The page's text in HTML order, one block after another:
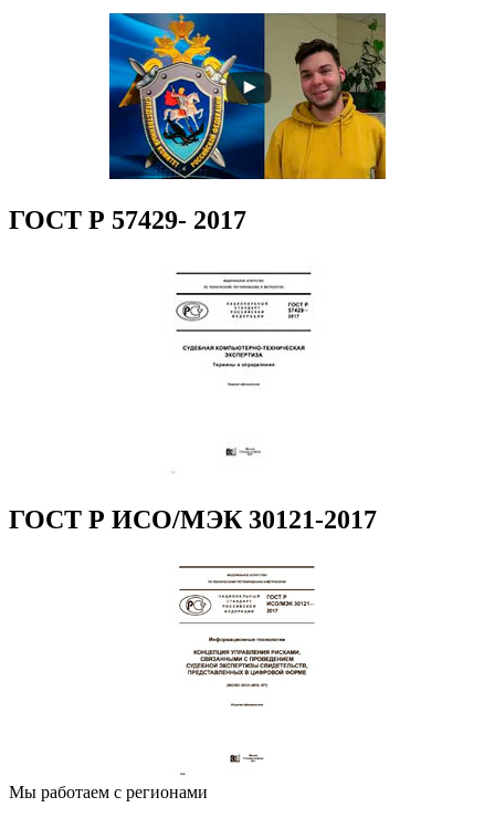
ГОСТ Р 57429- 2017
ГОСТ Р ИСО/МЭК 30121-2017
Мы работаем с регионами